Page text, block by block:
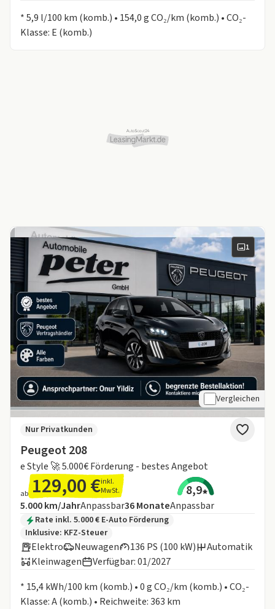
* 5,9 l/100 km (komb.) • 154,0 g CO₂/km (komb.) • CO₂-
Klasse: E (komb.)
1
Vergleichen
Peugeot 208
e Style 🚀 5.000€ Förderung - bestes Angebot
Nur Privatkunden
ab 129,00 €inkl.
MwSt.
8,9
Angebotsdetails:
Inklusive Laufleistung
5.000 km/JahrAnpassbarLaufzeit
36MonateAnpassbar
Zusätzliche Fahrzeuginformationen:
Rate inkl. 5.000 € E-Auto Förderung
Inklusive: KFZ-Steuer
Elektro Neuwagen 136 PS (100 kW)
Automatik
Kleinwagen
Verfügbar: 01/2027
* 15,4 kWh/100 km (komb.) • 0 g CO₂/km (komb.) • CO₂-
Klasse: A (komb.) • Reichweite: 363 km